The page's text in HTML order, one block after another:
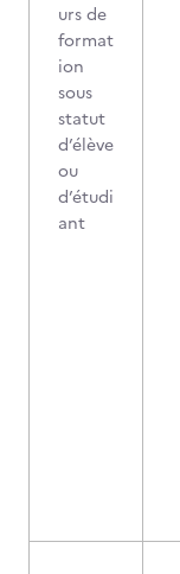
urs de
format
ion
sous
statut
d’élève
ou
d’étudi
ant